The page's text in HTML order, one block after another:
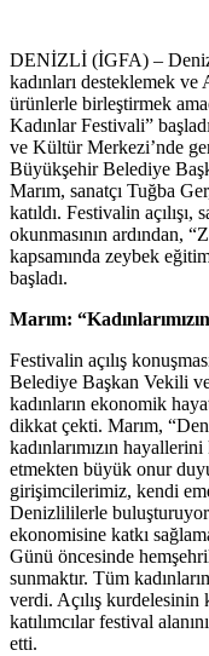
DENİZLİ (İGFA) –
kadınları desteklemek ve
ürünlerle birleştirmek
Kadınlar Festivali”
ve Kültür Merkezi’nde
Büyükşehir Belediye
Marım, sanatçı Tuğba
katıldı. Festivalin açılışı,
okunmasının ardından,
kapsamında zeybek
başladı.
Marım:
Festivalin açılış
Belediye Başkan Vekili
kadınların ekonomik
dikkat çekti. Marım,
kadınlarımızın
etmekten büyük onur
girişimcilerimiz, kendi
Denizlililerle buluşturuyor.
ekonomisine katkı
Günü öncesinde
sunmaktır. Tüm
verdi. Açılış
katılımcılar festival
etti.